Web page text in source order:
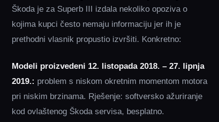
Škoda je za Superb III izdala nekoliko opoziva o
kojima kupci često nemaju informaciju jer ih je
prethodni vlasnik propustio izvršiti. Konkretno:
Modeli proizvedeni 12. listopada 2018. – 27. lipnja
2019.: problem s niskom okretnim momentom motora
pri niskim brzinama. Rješenje: softversko ažuriranje
kod ovlaštenog Škoda servisa, besplatno.